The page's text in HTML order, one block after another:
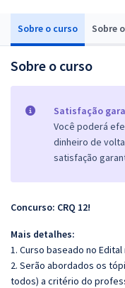
Sobre o curso Sobre
Sobre o curso
Satisfação
Você poderá
dinheiro de
satisfação
Concurso: CRQ 12!
Mais detalhes:
1. Curso baseado no
2. Serão abordados os
todos) a critério do